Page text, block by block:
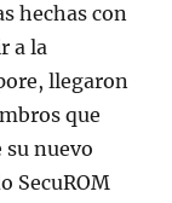
hechas con
a la
llegaron
que
su nuevo
SecuROM